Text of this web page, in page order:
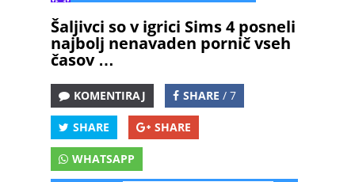
Šaljivci so v igrici Sims 4 posneli
najbolj nenavaden pornič vseh
časov …
KOMENTIRAJ SHARE / 7
SHARE SHARE
WHATSAPP